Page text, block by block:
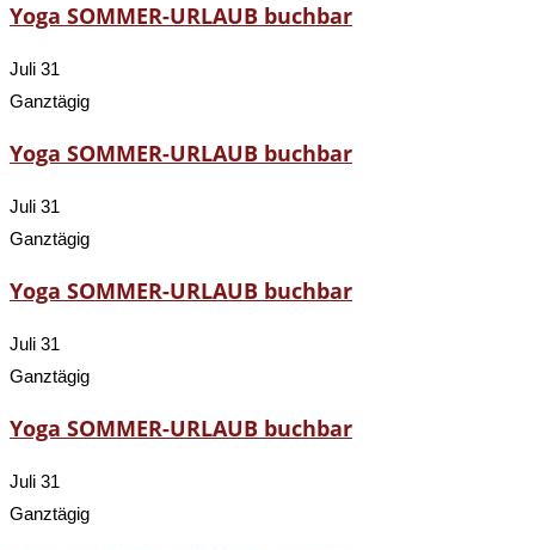
Yoga SOMMER-URLAUB buchbar
Juli 31
Ganztägig
Yoga SOMMER-URLAUB buchbar
Juli 31
Ganztägig
Yoga SOMMER-URLAUB buchbar
Juli 31
Ganztägig
Yoga SOMMER-URLAUB buchbar
Juli 31
Ganztägig